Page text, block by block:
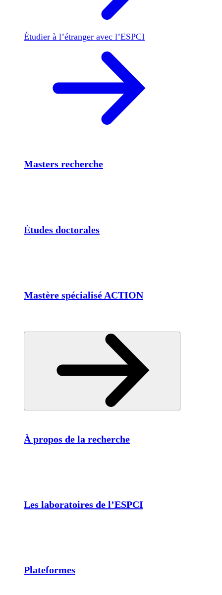
Étudier à l’étranger avec l’ESPCI
Masters recherche
Études doctorales
Mastère spécialisé ACTION
À propos de la recherche
Les laboratoires de l’ESPCI
Plateformes